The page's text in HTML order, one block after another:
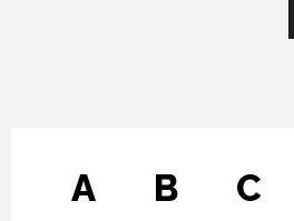
A B C